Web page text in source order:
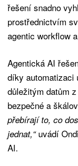
řešení snadno
prostřednictvím
agentic workflow
Agentická AI
díky automatizaci
důležitým datům
bezpečné a
přebírají to, co
jednat,“ uvádí
AI.